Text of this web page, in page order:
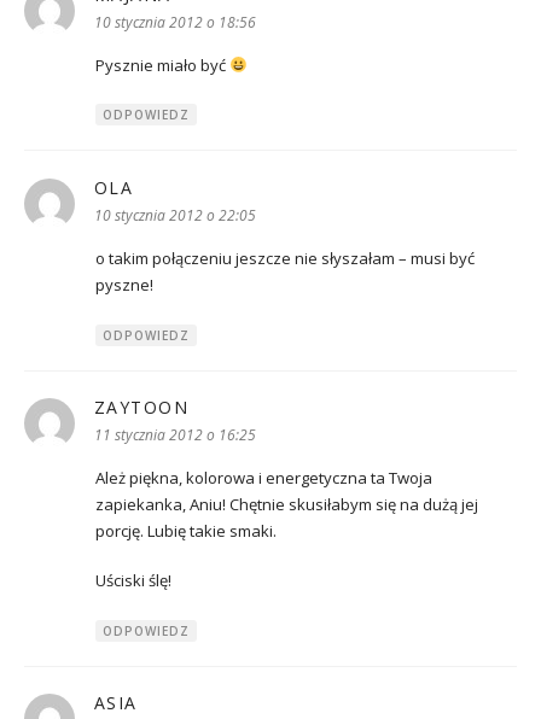
10 stycznia 2012 o 18:56
Pysznie miało być
ODPOWIEDZ
OLA
10 stycznia 2012 o 22:05
o takim połączeniu jeszcze nie słyszałam – musi być
pyszne!
ODPOWIEDZ
ZAYTOON
11 stycznia 2012 o 16:25
Ależ piękna, kolorowa i energetyczna ta Twoja
zapiekanka, Aniu! Chętnie skusiłabym się na dużą jej
porcję. Lubię takie smaki.
Uściski ślę!
ODPOWIEDZ
ASIA